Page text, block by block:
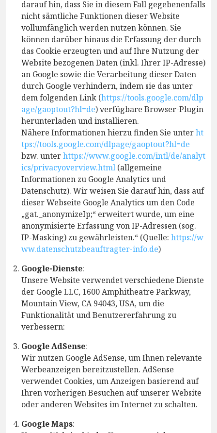
darauf hin, dass Sie in diesem Fall gegebenenfalls
nicht sämtliche Funktionen dieser Website
vollumfänglich werden nutzen können. Sie
können darüber hinaus die Erfassung der durch
das Cookie erzeugten und auf Ihre Nutzung der
Website bezogenen Daten (inkl. Ihrer IP-Adresse)
an Google sowie die Verarbeitung dieser Daten
durch Google verhindern, indem sie das unter
dem folgenden Link (https://tools.google.com/dlp
age/gaoptout?hl=de) verfügbare Browser-Plugin
herunterladen und installieren.
Nähere Informationen hierzu finden Sie unterht
tps://tools.google.com/dlpage/gaoptout?hl=de
bzw. unterhttps://www.google.com/intl/de/analyt
ics/privacyoverview.html (allgemeine
Informationen zu Google Analytics und
Datenschutz). Wir weisen Sie darauf hin, dass auf
dieser Webseite Google Analytics um den Code
„gat._anonymizeIp;“ erweitert wurde, um eine
anonymisierte Erfassung von IP-Adressen (sog.
IP-Masking) zu gewährleisten.“ (Quelle: https://w
ww.datenschutzbeauftragter-info.de)
Google-Dienste:
Unsere Website verwendet verschiedene Dienste
der Google LLC, 1600 Amphitheatre Parkway,
Mountain View, CA 94043, USA, um die
Funktionalität und Benutzererfahrung zu
verbessern:
Google AdSense:
Wir nutzen Google AdSense, um Ihnen relevante
Werbeanzeigen bereitzustellen. AdSense
verwendet Cookies, um Anzeigen basierend auf
Ihren vorherigen Besuchen auf unserer Website
oder anderen Websites im Internet zu schalten.
Google Maps: